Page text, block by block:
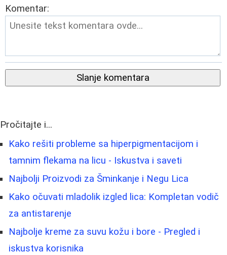
Komentar:
Slanje komentara
Pročitajte i...
Kako rešiti probleme sa hiperpigmentacijom i
tamnim flekama na licu - Iskustva i saveti
Najbolji Proizvodi za Šminkanje i Negu Lica
Kako očuvati mladolik izgled lica: Kompletan vodič
za antistarenje
Najbolje kreme za suvu kožu i bore - Pregled i
iskustva korisnika